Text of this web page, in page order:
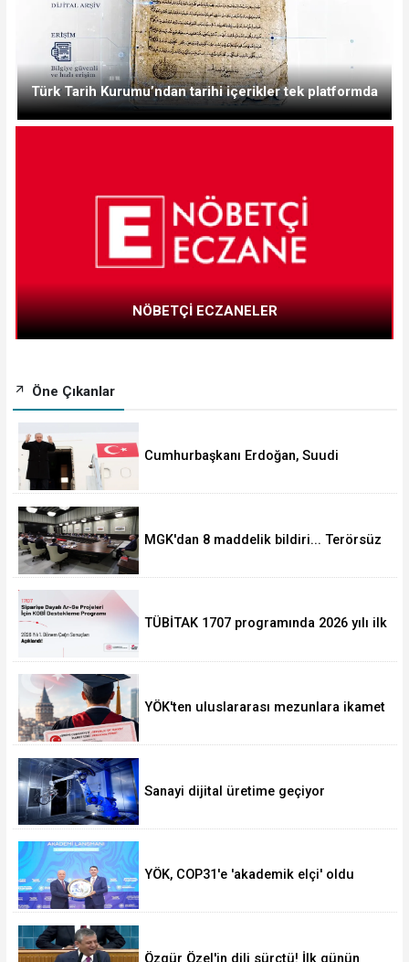
Türk Tarih Kurumu’ndan tarihi içerikler tek platformda
NÖBETÇİ ECZANELER
Öne Çıkanlar
Cumhurbaşkanı Erdoğan, Suudi
MGK'dan 8 maddelik bildiri... Terörsüz
TÜBİTAK 1707 programında 2026 yılı ilk
YÖK'ten uluslararası mezunlara ikamet
Sanayi dijital üretime geçiyor
YÖK, COP31'e 'akademik elçi' oldu
Özgür Özel'in dili sürçtü! İlk günün